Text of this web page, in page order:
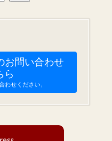
お問い合わせ
ら
わせください。